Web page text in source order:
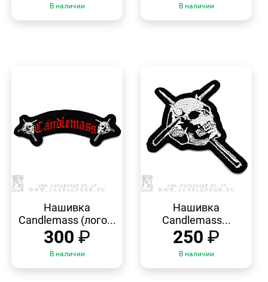
В наличии В наличии
ПРОСМОТР
Нашивка
Candlemass (лого...
300 ₽
В наличии
ПРОСМОТР
Нашивка
Candlemass...
250 ₽
В наличии